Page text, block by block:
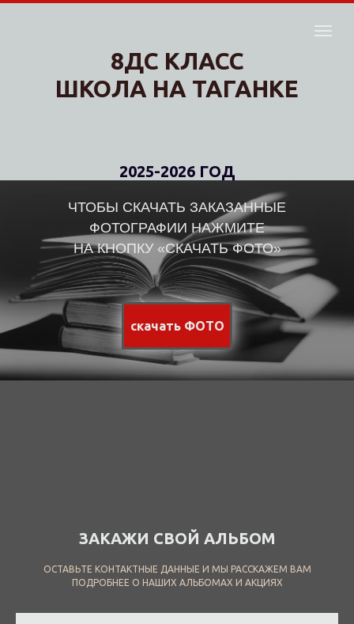
8ДС КЛАСС
ШКОЛА НА ТАГАНКЕ
2025-2026 ГОД
скачать ФОТО
ЧТОБЫ СКАЧАТЬ ЗАКАЗАННЫЕ
ФОТОГРАФИИ НАЖМИТЕ
НА КНОПКУ «СКАЧАТЬ ФОТО»
ЗАКАЖИ СВОЙ АЛЬБОМ
ОСТАВЬТЕ КОНТАКТНЫЕ ДАННЫЕ И МЫ РАССКАЖЕМ ВАМ
ПОДРОБНЕЕ О НАШИХ АЛЬБОМАХ И АКЦИЯХ